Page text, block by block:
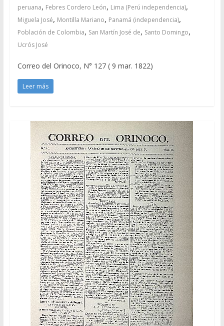
peruana, Febres Cordero León, Lima (Perú independencia),
Miguela José, Montilla Mariano, Panamá (independencia),
Población de Colombia, San Martín José de, Santo Domingo,
Ucrós José
Correo del Orinoco, N° 127 ( 9 mar. 1822)
Leer más